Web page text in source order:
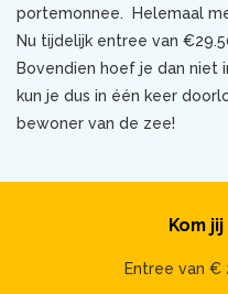
portemonnee. Helemaal
Nu tijdelijk entree van
Bovendien hoef je dan niet
kun je dus in één keer
bewoner van de zee!
Kom
Entree van €